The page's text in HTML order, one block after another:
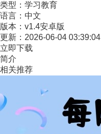
类型： 学习教育
语言： 中文
版本： v1.4安卓版
更新： 2026-06-04 03:39:04
立即下载
简介
相关推荐